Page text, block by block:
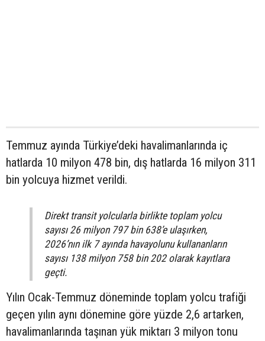
Temmuz ayında Türkiye’deki havalimanlarında iç
hatlarda 10 milyon 478 bin, dış hatlarda 16 milyon 311
bin yolcuya hizmet verildi.
Direkt transit yolcularla birlikte toplam yolcu
sayısı 26 milyon 797 bin 638’e ulaşırken,
2026’nın ilk 7 ayında havayolunu kullananların
sayısı 138 milyon 758 bin 202 olarak kayıtlara
geçti.
Yılın Ocak-Temmuz döneminde toplam yolcu trafiği
geçen yılın aynı dönemine göre yüzde 2,6 artarken,
havalimanlarında taşınan yük miktarı 3 milyon tonu